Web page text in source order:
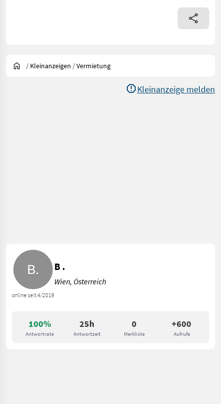
/ Kleinanzeigen /Vermietung
Kleinanzeige melden
100%
Antwortrate
25h
Antwortzeit
0
Merkliste
+600
Aufrufe
online seit 4/2019
B .
Wien, Österreich